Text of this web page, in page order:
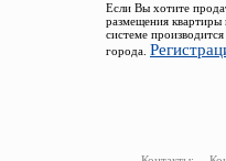
Если Вы хотите
размещения
системе
города.